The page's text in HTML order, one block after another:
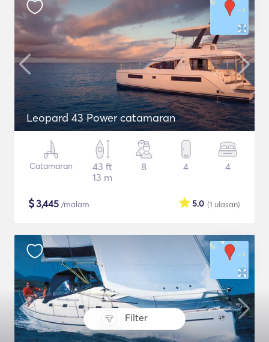
Filter
Leopard 43 Power catamaran
Catamaran
43 ft
13 m
8 4 4
$3,445 /malam (1 ulasan)
5.0